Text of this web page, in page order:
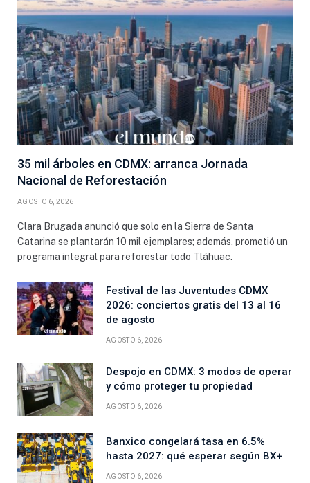
35 mil árboles en CDMX: arranca Jornada
Nacional de Reforestación
AGOSTO 6, 2026
Clara Brugada anunció que solo en la Sierra de Santa
Catarina se plantarán 10 mil ejemplares; además, prometió un
programa integral para reforestar todo Tláhuac.
Festival de las Juventudes CDMX
2026: conciertos gratis del 13 al 16
de agosto
AGOSTO 6, 2026
Despojo en CDMX: 3 modos de operar
y cómo proteger tu propiedad
AGOSTO 6, 2026
Banxico congelará tasa en 6.5%
hasta 2027: qué esperar según BX+
AGOSTO 6, 2026